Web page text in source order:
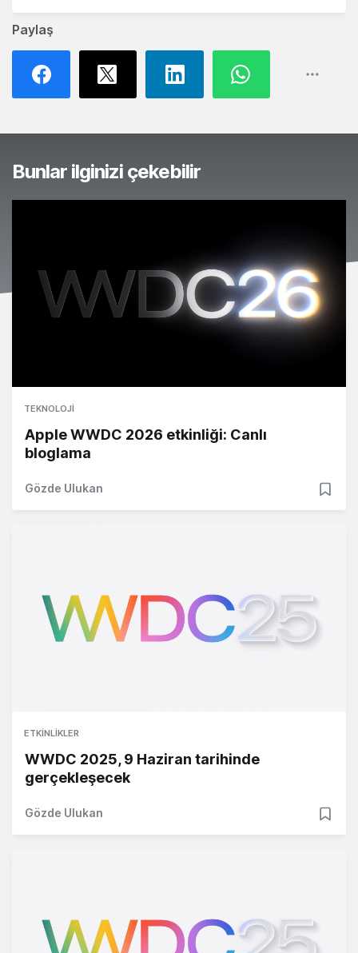
Paylaş
Bunlar ilginizi çekebilir
TEKNOLOJI
Apple WWDC 2026 etkinliği: Canlı
bloglama
Gözde Ulukan
ETKINLIKLER
WWDC 2025, 9 Haziran tarihinde
gerçekleşecek
Gözde Ulukan